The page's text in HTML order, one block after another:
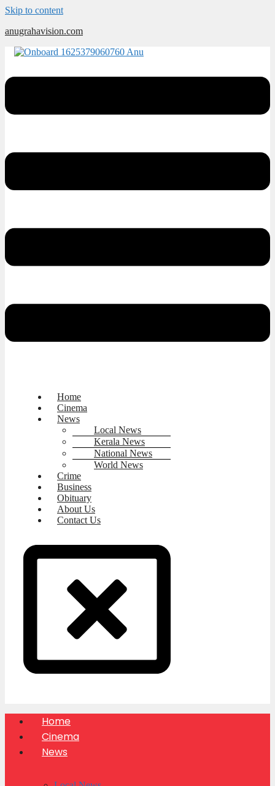
Skip to content
anugrahavision.com
Home
Cinema
News
Local News
Kerala News
National News
World News
Crime
Business
Obituary
About Us
Contact Us
Home
Cinema
News